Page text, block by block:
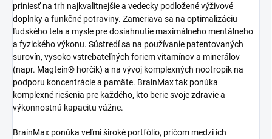
priniesť na trh najkvalitnejšie a vedecky podložené výživové
doplnky a funkčné potraviny. Zameriava sa na optimalizáciu
ľudského tela a mysle pre dosiahnutie maximálneho mentálneho
a fyzického výkonu. Sústredí sa na používanie patentovaných
surovín, vysoko vstrebateľných foriem vitamínov a minerálov
(napr. Magtein® horčík) a na vývoj komplexných nootropík na
podporu koncentrácie a pamäte. BrainMax tak ponúka
komplexné riešenia pre každého, kto berie svoje zdravie a
výkonnostnú kapacitu vážne.
BrainMax ponúka veľmi široké portfólio, pričom medzi ich